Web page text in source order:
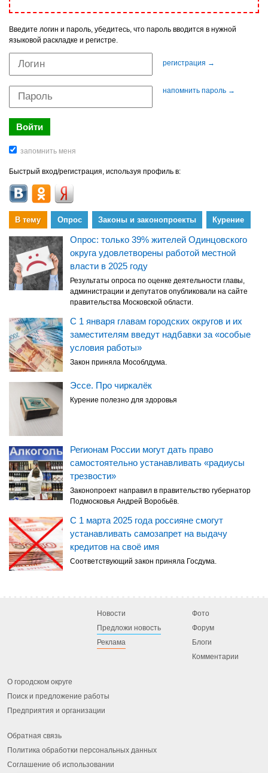
Введите логин и пароль, убедитесь, что пароль вводится в нужной
языковой раскладке и регистре.
регистрация →
напомнить пароль →
Быстрый вход/регистрация, используя профиль в:
В тему Опрос Законы и законопроекты Курение
Опрос: только 39% жителей Одинцовского
округа удовлетворены работой местной
власти в 2025 году
Результаты опроса по оценке деятельности главы,
администрации и депутатов опубликовали на сайте
правительства Московской области.
С 1 января главам городских округов и их
заместителям введут надбавки за «особые
условия работы»
Закон приняла Мособлдума.
Эссе. Про чиркалёк
Курение полезно для здоровья
Регионам России могут дать право
самостоятельно устанавливать «радиусы
трезвости»
Законопроект направил в правительство губернатор
Подмосковья Андрей Воробьёв.
С 1 марта 2025 года россияне смогут
устанавливать самозапрет на выдачу
кредитов на своё имя
Соответствующий закон приняла Госдума.
Новости
Предложи новость
Реклама
Фото
Форум
Блоги
Комментарии
О городском округе
Поиск и предложение работы
Предприятия и организации
Обратная связь
Политика обработки персональных данных
Соглашение об использовании